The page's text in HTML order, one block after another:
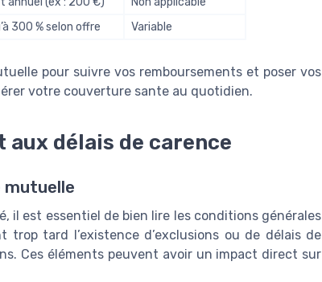
300 % selon offre Variable
pour suivre vos remboursements et poser vos
votre couverture sante au quotidien.
délais de carence
mutuelle
il est essentiel de bien lire les conditions générales
tard l’existence d’exclusions ou de délais de
Ces éléments peuvent avoir un impact direct sur